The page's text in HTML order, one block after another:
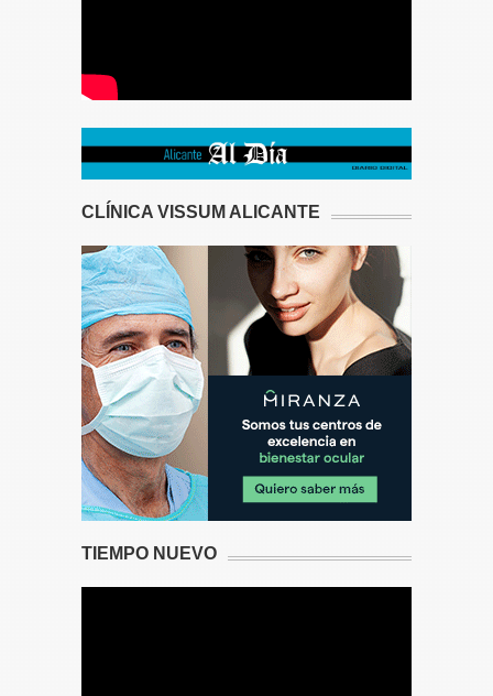
CLÍNICA VISSUM ALICANTE
TIEMPO NUEVO